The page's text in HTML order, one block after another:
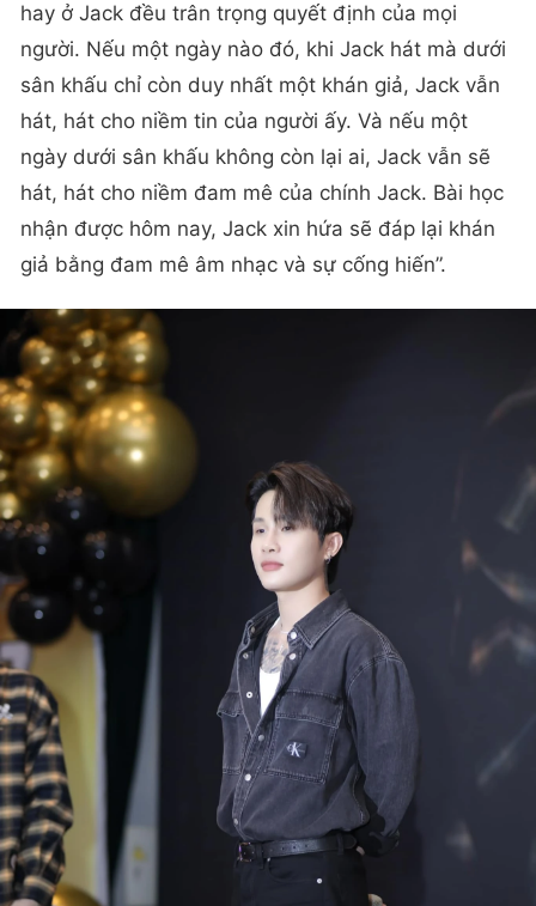
hay ở Jack đều trân trọng quyết định của mọi
người. Nếu một ngày nào đó, khi Jack hát mà dưới
sân khấu chỉ còn duy nhất một khán giả, Jack vẫn
hát, hát cho niềm tin của người ấy. Và nếu một
ngày dưới sân khấu không còn lại ai, Jack vẫn sẽ
hát, hát cho niềm đam mê của chính Jack. Bài học
nhận được hôm nay, Jack xin hứa sẽ đáp lại khán
giả bằng đam mê âm nhạc và sự cống hiến”.